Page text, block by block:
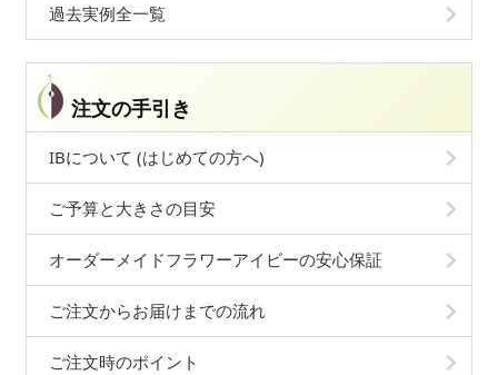
過去実例全一覧
注文の手引き
IBについて (はじめての方へ)
ご予算と大きさの目安
オーダーメイドフラワーアイビーの安心保証
ご注文からお届けまでの流れ
ご注文時のポイント